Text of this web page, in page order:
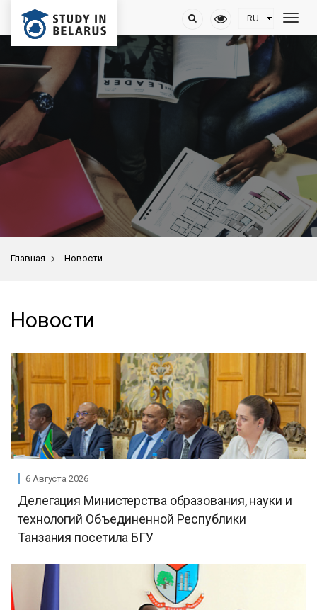
Главная > Новости
Новости
6 Августа 2026
Делегация Министерства образования, науки и
технологий Объединенной Республики
Танзания посетила БГУ